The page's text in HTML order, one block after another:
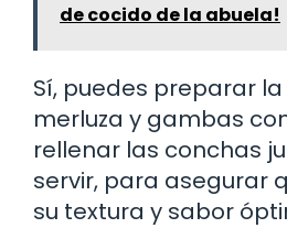
de cocido de la abuela!
Sí, puedes preparar
merluza y gambas
rellenar las conchas
servir, para asegurar
su textura y sabor